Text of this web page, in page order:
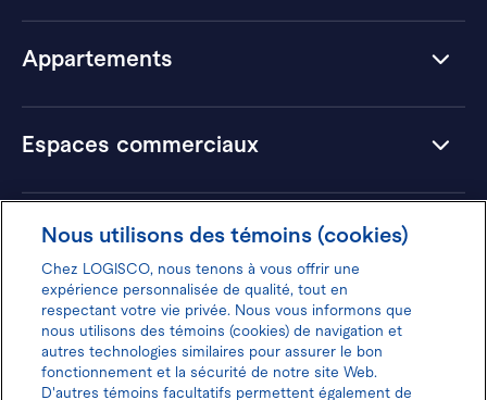
Appartements
Espaces commerciaux
Hôtels
Donnez votre avis pour gagner 100$
Nous utilisons des témoins (cookies)
Chez LOGISCO, nous tenons à vous offrir une
expérience personnalisée de qualité, tout en
respectant votre vie privée. Nous vous informons que
nous utilisons des témoins (cookies) de navigation et
autres technologies similaires pour assurer le bon
fonctionnement et la sécurité de notre site Web.
D'autres témoins facultatifs permettent également de